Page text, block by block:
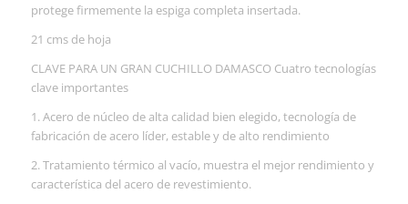
protege firmemente la espiga completa insertada.
21 cms de hoja
CLAVE PARA UN GRAN CUCHILLO DAMASCO Cuatro tecnologías
clave importantes
1. Acero de núcleo de alta calidad bien elegido, tecnología de
fabricación de acero líder, estable y de alto rendimiento
2. Tratamiento térmico al vacío, muestra el mejor rendimiento y
característica del acero de revestimiento.